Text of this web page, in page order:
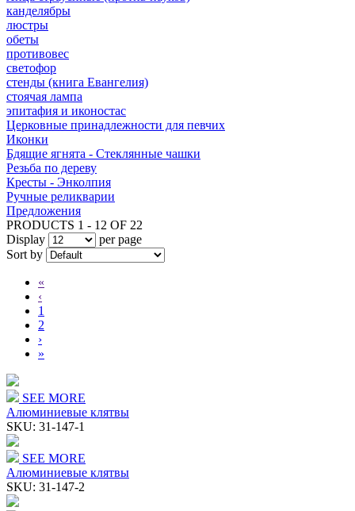
канделябры
люстры
обеты
противовес
светофор
стенды (книга Евангелия)
стоячая лампа
эпитафия и иконостас
Церковные принадлежности для певчих
Иконки
Бдящие ягнята - Стеклянные чашки
Резьба по дереву
Кресты - Энколпия
Ручные реликварии
Предложения
PRODUCTS 1 - 12 OF 22
Display
per page
Sort by
«
‹
1
2
›
»
SEE MORE
Алюминиевые клятвы
SKU: 31-147-1
SEE MORE
Алюминиевые клятвы
SKU: 31-147-2